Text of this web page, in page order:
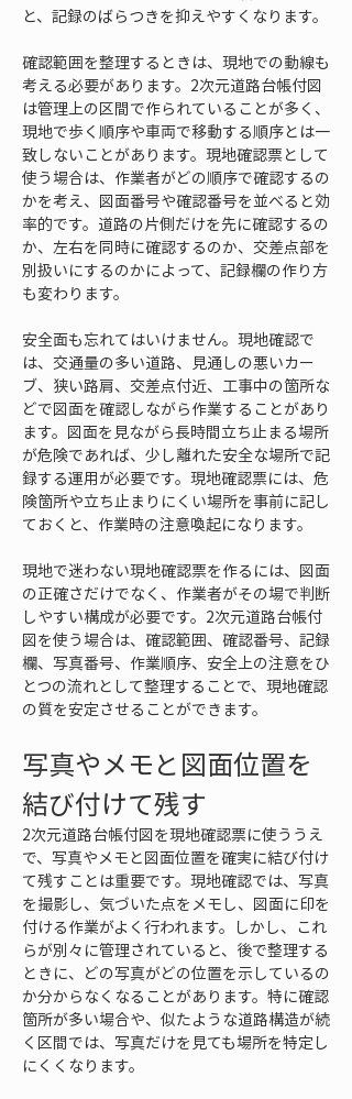
と、記録のばらつきを抑えやすくなります。
確認範囲を整理するときは、現地での動線も
考える必要があります。2次元道路台帳付図
は管理上の区間で作られていることが多く、
現地で歩く順序や車両で移動する順序とは一
致しないことがあります。現地確認票として
使う場合は、作業者がどの順序で確認するの
かを考え、図面番号や確認番号を並べると効
率的です。道路の片側だけを先に確認するの
か、左右を同時に確認するのか、交差点部を
別扱いにするのかによって、記録欄の作り方
も変わります。
安全面も忘れてはいけません。現地確認で
は、交通量の多い道路、見通しの悪いカー
ブ、狭い路肩、交差点付近、工事中の箇所な
どで図面を確認しながら作業することがあり
ます。図面を見ながら長時間立ち止まる場所
が危険であれば、少し離れた安全な場所で記
録する運用が必要です。現地確認票には、危
険箇所や立ち止まりにくい場所を事前に記し
ておくと、作業時の注意喚起になります。
現地で迷わない現地確認票を作るには、図面
の正確さだけでなく、作業者がその場で判断
しやすい構成が必要です。2次元道路台帳付
図を使う場合は、確認範囲、確認番号、記録
欄、写真番号、作業順序、安全上の注意をひ
とつの流れとして整理することで、現地確認
の質を安定させることができます。
写真やメモと図面位置を
結び付けて残す
2次元道路台帳付図を現地確認票に使ううえ
で、写真やメモと図面位置を確実に結び付け
て残すことは重要です。現地確認では、写真
を撮影し、気づいた点をメモし、図面に印を
付ける作業がよく行われます。しかし、これ
らが別々に管理されていると、後で整理する
ときに、どの写真がどの位置を示しているの
か分からなくなることがあります。特に確認
箇所が多い場合や、似たような道路構造が続
く区間では、写真だけを見ても場所を特定し
にくくなります。